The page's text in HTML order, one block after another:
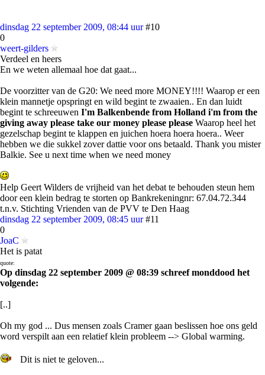
dinsdag 22 september 2009, 08:44 uur #10
0
weert-gilders
Verdeel en heers
En we weten allemaal hoe dat gaat...
De voorzitter van de G20: We need more MONEY!!!! Waarop er een
klein mannetje opspringt en wild begint te zwaaien.. En dan luidt
begint te schreeuwen I'm Balkenbende from Holland i'm from the
giving away please take our money please please Waarop heel het
gezelschap begint te klappen en juichen hoera hoera hoera.. Weer
hebben we die sukkel zover dattie voor ons betaald. Thank you mister
Balkie. See u next time when we need money
Help Geert Wilders de vrijheid van het debat te behouden steun hem
door een klein bedrag te storten op Bankrekeningnr: 67.04.72.344
t.n.v. Stichting Vrienden van de PVV te Den Haag
dinsdag 22 september 2009, 08:45 uur #11
0
JoaC
Het is patat
quote:
Op dinsdag 22 september 2009 @ 08:39 schreef monddood het
volgende:
[..]
Oh my god ... Dus mensen zoals Cramer gaan beslissen hoe ons geld
word verspilt aan een relatief klein probleem --> Global warming.
Dit is niet te geloven...